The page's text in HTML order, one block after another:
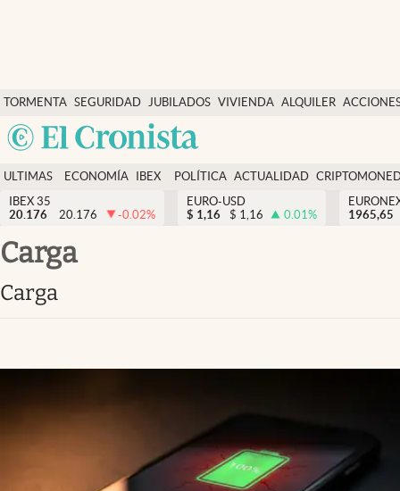
TORMENTA SEGURIDAD
SOCIAL
JUBILADOS VIVIENDA ALQUILER
USA
Economía y finanzas
Política
Actualidad
Criptomonedas
España
ULTIMAS
NOTICIAS
ECONOMÍA
FINANZAS
IBEX
EURO
POLÍTICA ACTUALIDAD
IBEX 35
20.176
20.176 -0.02%
EURO-USD
$ 1,16 $ 1,16 0.01%
1965,65
carga
carga